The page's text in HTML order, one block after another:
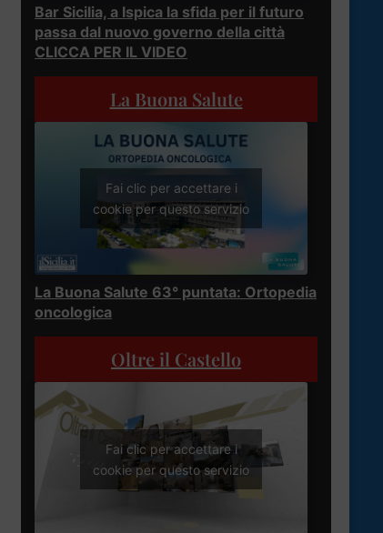
Bar Sicilia, a Ispica la sfida per il futuro
passa dal nuovo governo della città
CLICCA PER IL VIDEO
La Buona Salute
Fai clic per accettare i
cookie per questo servizio
La Buona Salute 63° puntata: Ortopedia
oncologica
Oltre il Castello
Fai clic per accettare i
cookie per questo servizio